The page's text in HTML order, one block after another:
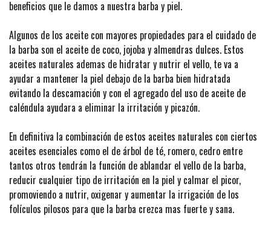
beneficios que le damos a nuestra barba y piel.
Algunos de los aceite con mayores propiedades para el cuidado de
la barba son el aceite de coco, jojoba y almendras dulces. Estos
aceites naturales ademas de hidratar y nutrir el vello, te va a
ayudar a mantener la piel debajo de la barba bien hidratada
evitando la descamación y con el agregado del uso de aceite de
caléndula ayudara a eliminar la irritación y picazón.
En definitiva la combinación de estos aceites naturales con ciertos
aceites esenciales como el de árbol de té, romero, cedro entre
tantos otros tendrán la función de ablandar el vello de la barba,
reducir cualquier tipo de irritación en la piel y calmar el picor,
promoviendo a nutrir, oxigenar y aumentar la irrigación de los
folículos pilosos para que la barba crezca mas fuerte y sana.